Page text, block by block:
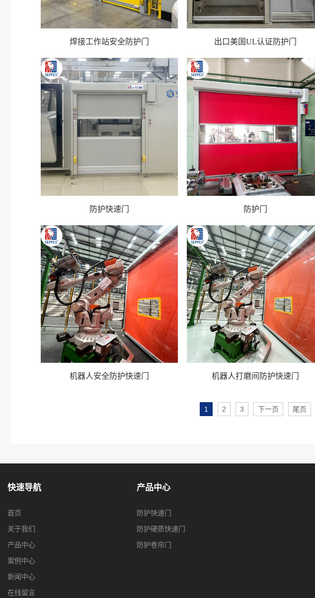
焊接工作站安全防护门 出口美国UL认证防护门
防护快速门 防护门
机器人安全防护快速门 机器人打磨间防护快速门
1 2 3 下一页 尾页
快速导航
首页
关于我们
产品中心
案例中心
新闻中心
在线留言
产品中心
防护快速门
防护硬质快速门
防护卷帘门